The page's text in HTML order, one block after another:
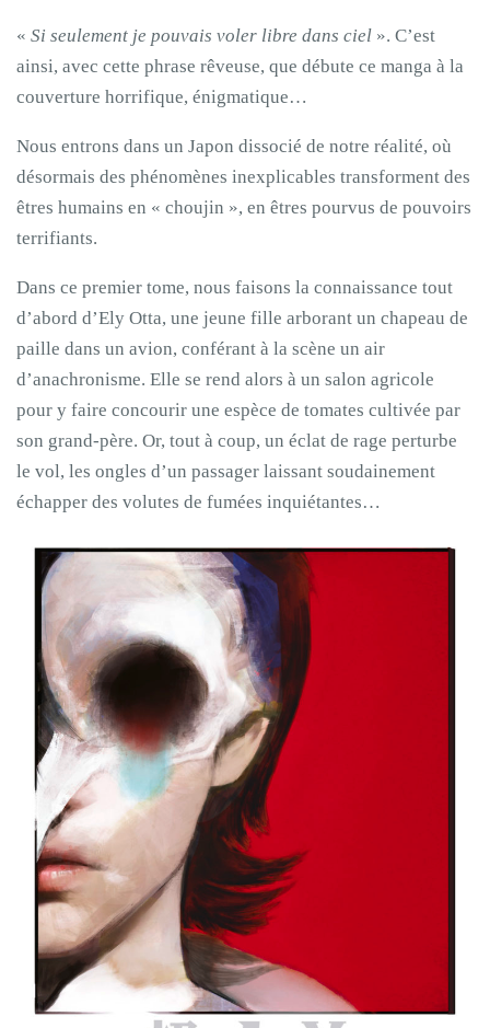
« Si seulement je pouvais voler libre dans ciel ». C’est
ainsi, avec cette phrase rêveuse, que débute ce manga à la
couverture horrifique, énigmatique…
Nous entrons dans un Japon dissocié de notre réalité, où
désormais des phénomènes inexplicables transforment des
êtres humains en « choujin », en êtres pourvus de pouvoirs
terrifiants.
Dans ce premier tome, nous faisons la connaissance tout
d’abord d’Ely Otta, une jeune fille arborant un chapeau de
paille dans un avion, conférant à la scène un air
d’anachronisme. Elle se rend alors à un salon agricole
pour y faire concourir une espèce de tomates cultivée par
son grand-père. Or, tout à coup, un éclat de rage perturbe
le vol, les ongles d’un passager laissant soudainement
échapper des volutes de fumées inquiétantes…